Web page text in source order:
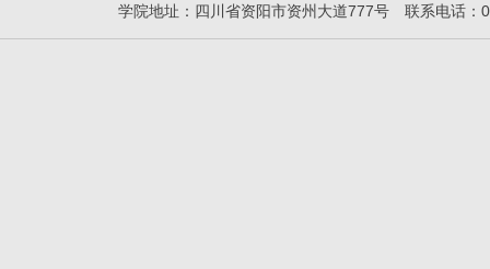
学院地址：四川省资阳市资州大道777号 联系电话：